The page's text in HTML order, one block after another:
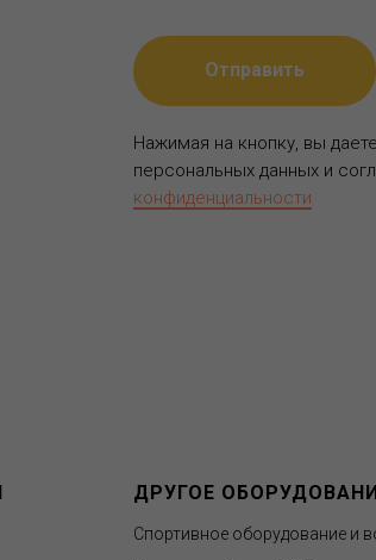
Отправить
Нажимая на кнопку, вы
персональных данных и
конфиденциальности
ДРУГОЕ
Спортивное оборудование и